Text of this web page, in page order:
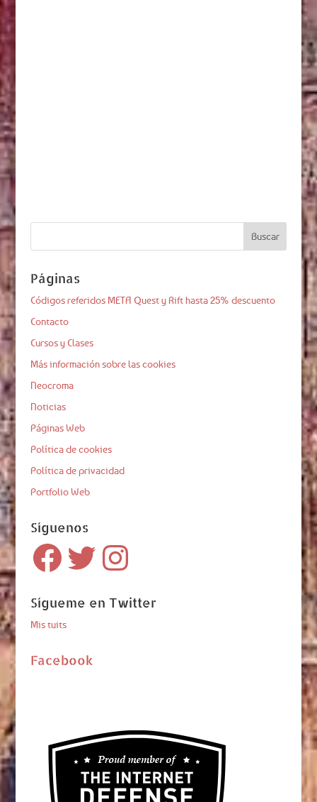
Páginas
Códigos referidos META Quest y Rift hasta 25% descuento
Contacto
Cursos y Clases
Más información sobre las cookies
Neocroma
Noticias
Páginas Web
Política de cookies
Política de privacidad
Portfolio Web
Síguenos
Facebook Twitter Instagram
Sígueme en Twitter
Mis tuits
Facebook